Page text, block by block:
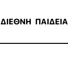
ΔΙΕΘΝΗ ΠΑΙΔΕΙΑ